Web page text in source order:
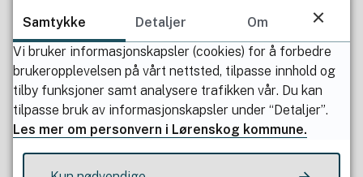
05.08.2026
Samtykke Detaljer
Om
Vi bruker informasjonskapsler (cookies) for å forbedre
brukeropplevelsen på vårt nettsted, tilpasse innhold og
tilby funksjoner samt analysere trafikken vår. Du kan
tilpasse bruk av informasjonskapsler under “Detaljer”.
Les mer om personvern i Lørenskog kommune.